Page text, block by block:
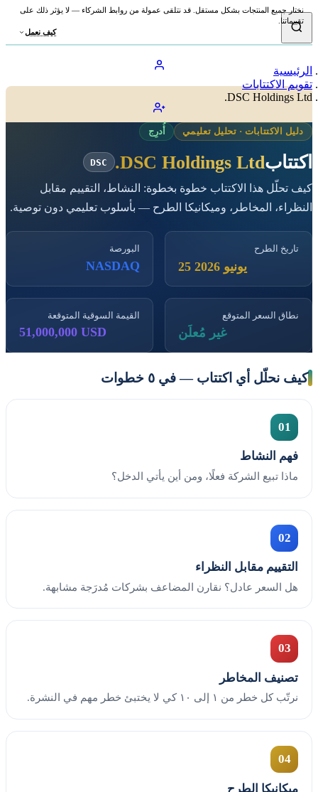
نختار جميع المنتجات بشكل مستقل. قد نتلقى عمولة من روابط الشركاء — لا يؤثر ذلك على
تقييماتنا.
كيف نعمل
الرئيسية
تقويم الاكتتابات
DSC Holdings Ltd.
دليل الاكتتابات · تحليل تعليمي أُدرِج
اكتتابDSC Holdings Ltd.
DSC
كيف تحلّل هذا الاكتتاب خطوة بخطوة: النشاط، التقييم مقابل
النظراء، المخاطر، وميكانيكا الطرح — بأسلوب تعليمي دون توصية.
تاريخ الطرح
25 يونيو 2026
البورصة
NASDAQ
نطاق السعر المتوقع
غير مُعلَن
القيمة السوقية المتوقعة
51,000,000 USD
كيف نحلّل أي اكتتاب — في ٥ خطوات
01
فهم النشاط
ماذا تبيع الشركة فعلًا، ومن أين يأتي الدخل؟
02
التقييم مقابل النظراء
هل السعر عادل؟ نقارن المضاعف بشركات مُدرَجة مشابهة.
03
تصنيف المخاطر
نرتّب كل خطر من ١ إلى ١٠ كي لا يختبئ خطر مهم في النشرة.
04
ميكانيكا الطرح